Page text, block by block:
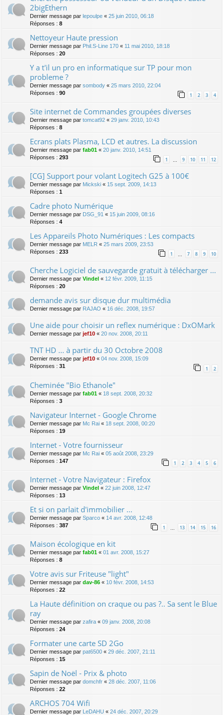
2bigEthern
Dernier message par lepoulpe « 25 juin 2010, 06:18
Réponses : 8
Nettoyeur Haute pression
Dernier message par Phil.S-Line 170 « 11 mai 2010, 18:18
Réponses : 20
Y a t'il un pro en informatique sur TP pour mon
probleme ?
Dernier message par sombody « 25 mars 2010, 22:04
Réponses : 90 1 2 3 4
Site internet de Commandes groupées diverses
Dernier message par tomcat92 « 29 janv. 2010, 10:43
Réponses : 8
Ecrans plats Plasma, LCD et autres. La discussion
Dernier message par fab01 « 20 janv. 2010, 14:51
Réponses : 293 1 … 9 10 11 12
[CG] Support pour volant Logitech G25 à 100€
Dernier message par Mickski « 15 sept. 2009, 14:13
Réponses : 1
Cadre photo Numérique
Dernier message par DSG_91 « 15 juin 2009, 08:16
Réponses : 4
Les Appareils Photo Numériques : Les compacts
Dernier message par MELR « 25 mars 2009, 23:53
Réponses : 233 1 … 7 8 9 10
Cherche Logiciel de sauvegarde gratuit à télécharger ...
Dernier message par Vindel « 12 févr. 2009, 11:15
Réponses : 20
demande avis sur disque dur multimédia
Dernier message par RAJAO « 16 déc. 2008, 19:57
Une aide pour choisir un reflex numérique : DxOMark
Dernier message par jef10 « 20 nov. 2008, 20:11
TNT HD ... à partir du 30 Octobre 2008
Dernier message par jef10 « 04 nov. 2008, 15:09
Réponses : 31 1 2
Cheminée "Bio Ethanole"
Dernier message par fab01 « 18 sept. 2008, 20:32
Réponses : 3
Navigateur Internet - Google Chrome
Dernier message par Mc Rai « 18 sept. 2008, 00:20
Réponses : 19
Internet - Votre fournisseur
Dernier message par Mc Rai « 05 août 2008, 23:29
Réponses : 147 1 2 3 4 5 6
Internet - Votre Navigateur : Firefox
Dernier message par Vindel « 22 juin 2008, 12:47
Réponses : 13
Et si on parlait d'immobilier ...
Dernier message par Sparco « 14 avr. 2008, 12:48
Réponses : 387 1 13 14 15 16
Maison écologique en kit
Dernier message par fab01 « 01 avr. 2008, 15:27
Réponses : 8
Votre avis sur Friteuse "light"
Dernier message par dav-86 « 10 févr. 2008, 14:53
Réponses : 22
La Haute définition on craque ou pas ?.. Sa sent le Blue
ray
Dernier message par zafira « 09 janv. 2008, 20:08
Réponses : 24
Formater une carte SD 2Go
Dernier message par pat6500 « 29 déc. 2007, 21:11
Réponses : 15
Sapin de Noël - Prix & photo
Dernier message par domchfr « 28 déc. 2007, 11:06
Réponses : 22
ARCHOS 704 Wifi
Dernier message par LeDAHU « 24 déc. 2007, 20:29